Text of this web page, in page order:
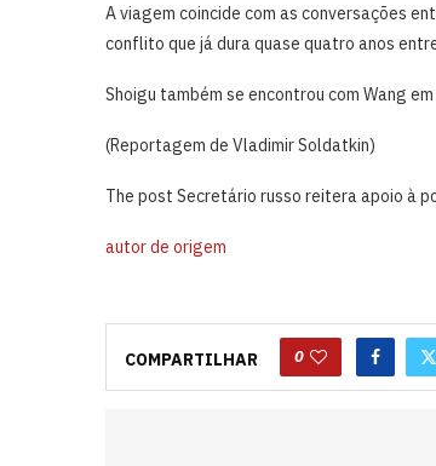
A ‌viagem coincide com as conversações
conflito que já dura quase quatro anos
Shoigu também se encontrou com Wang
(Reportagem de Vladimir Soldatkin)
The post Secretário russo reitera apoio à
autor de origem
COMPARTILHAR 0